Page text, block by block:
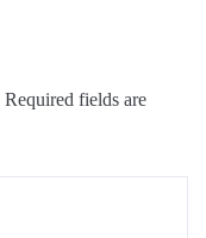
Required fields are